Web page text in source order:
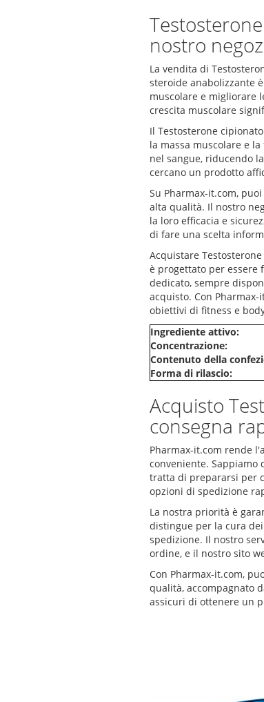
nostro
La vendita di
steroide anabolizzante
muscolare e migliorare
crescita muscolare
Il Testosterone
la massa muscolare e
nel sangue, riducendo
cercano un prodotto
Su Pharmax-it.com,
alta qualità. Il nostro
la loro efficacia e
di fare una scelta
Acquistare
è progettato per essere
dedicato, sempre
acquisto. Con
obiettivi di fitness e
Ingrediente attivo:
Concentrazione:
Contenuto della
Forma di rilascio:
Acquisto
consegna
Pharmax-it.com rende
conveniente.
tratta di prepararsi per
opzioni di spedizione
La nostra priorità è
distingue per la cura
spedizione. Il nostro
ordine, e il nostro sito
Con Pharmax-it.com,
qualità, accompagnato
assicuri di ottenere un